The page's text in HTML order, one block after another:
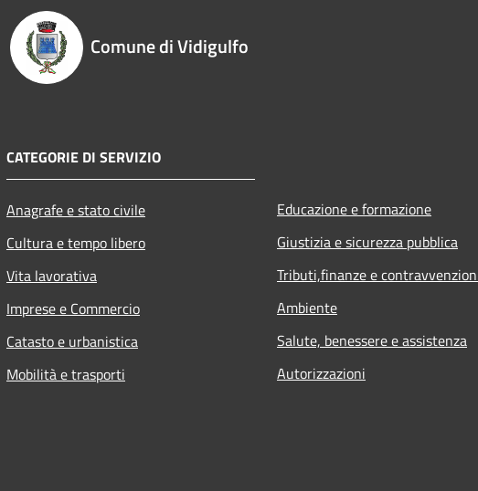
Comune di Vidigulfo
CATEGORIE DI SERVIZIO
Anagrafe e stato civile
Cultura e tempo libero
Vita lavorativa
Imprese e Commercio
Catasto e urbanistica
Mobilità e trasporti
Educazione e formazione
Giustizia e sicurezza pubblica
Tributi,finanze e
Ambiente
Salute, benessere e assistenza
Autorizzazioni